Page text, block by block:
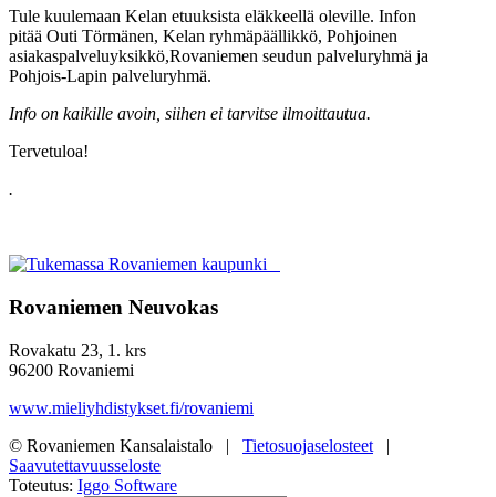
Tule kuulemaan Kelan etuuksista eläkkeellä oleville. Infon
pitää Outi Törmänen, Kelan ryhmäpäällikkö, Pohjoinen
asiakaspalveluyksikkö,Rovaniemen seudun palveluryhmä ja
Pohjois-Lapin palveluryhmä.
Info on kaikille avoin, siihen ei tarvitse ilmoittautua.
Tervetuloa!
.
Rovaniemen Neuvokas
Rovakatu 23, 1. krs
96200 Rovaniemi
www.mieliyhdistykset.fi/rovaniemi
© Rovaniemen Kansalaistalo | Tietosuojaselosteet |
Saavutettavuusseloste
Toteutus: Iggo Software